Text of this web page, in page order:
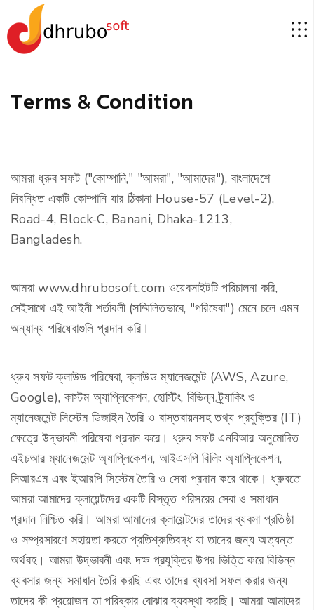
Terms & Condition
আমরা ধ্রুব সফট ("কোম্পানি," "আমরা", "আমাদের"), বাংলাদেশে
নিবন্ধিত একটি কোম্পানি যার ঠিকানা House-57 (Level-2),
Road-4, Block-C, Banani, Dhaka-1213,
Bangladesh.
আমরা www.dhrubosoft.com ওয়েবসাইটটি পরিচালনা করি,
সেইসাথে এই আইনী শর্তাবলী (সম্মিলিতভাবে, "পরিষেবা") মেনে চলে এমন
অন্যান্য পরিষেবাগুলি প্রদান করি।
ধ্রুব সফট ক্লাউড পরিষেবা, ক্লাউড ম্যানেজমেন্ট (AWS, Azure,
Google), কাস্টম অ্যাপ্লিকেশন, হোস্টিং, বিভিন্ন ট্র্যাকিং ও
ম্যানেজমেন্ট সিস্টেম ডিজাইন তৈরি ও বাস্তবায়নসহ তথ্য প্রযুক্তির (IT)
ক্ষেত্রে উদ্ভাবনী পরিষেবা প্রদান করে। ধ্রুব সফট এনবিআর অনুমোদিত
এইচআর ম্যানেজমেন্ট অ্যাপ্লিকেশন, আইএসপি বিলিং অ্যাপ্লিকেশন,
সিআরএম এবং ইআরপি সিস্টেম তৈরি ও সেবা প্রদান করে থাকে। ধ্রুবতে
আমরা আমাদের ক্লায়েন্টদের একটি বিস্তৃত পরিসরের সেবা ও সমাধান
প্রদান নিশ্চিত করি। আমরা আমাদের ক্লায়েন্টদের তাদের ব্যবসা প্রতিষ্ঠা
ও সম্প্রসারণে সহায়তা করতে প্রতিশ্রুতিবদ্ধ যা তাদের জন্য অত্যন্ত
অর্থবহ। আমরা উদ্ভাবনী এবং দক্ষ প্রযুক্তির উপর ভিত্তি করে বিভিন্ন
ব্যবসার জন্য সমাধান তৈরি করছি এবং তাদের ব্যবসা সফল করার জন্য
তাদের কী প্রয়োজন তা পরিষ্কার বোঝার ব্যবস্থা করছি। আমরা আমাদের